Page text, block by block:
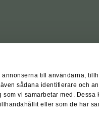
till användarna,
sådana identifierare och
vi samarbetar med. Dessa
eller som de har